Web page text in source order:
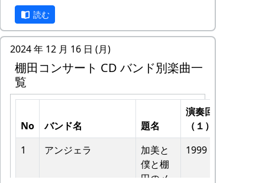
私達メシポンバンドが若い頃連続出場を果
たしてきた「棚田コンサート」は、フォー
クソングシンガーの“坂庭省悟さん”を始め
審査員の方が見守る中、毎年優秀バンドが
表彰されました。
私達は、この「棚田のうた ～ふるさと加
美の里へ～」で出場した年、“２位”に入る
ことができました。賞品は何と！「地元産
の卵、半年分」でした。
田んぼの真ん中で山積みの卵の箱を受け取
り、バンドメンバーで分けて持って帰ろう
2 歌おうみんなで
3
ワンス・アン
ー
4
僕の中のふるさ
H
CORPORATION
5
棚⽥のイネに
メシアとポン四
郎バンド
読む
2024 年 12 月 16 日 (月)
棚田コンサート CD バンド別楽曲一
覧
No バンド名 題名
演奏回
（１）
1
アンジェラ
加美と
僕と棚
⽥のメ
1999